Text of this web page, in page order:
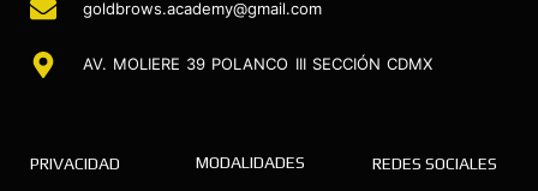
goldbrows.academy@gmail.com
AV. MOLIERE 39 POLANCO III SECCIÓN CDMX
PRIVACIDAD MODALIDADES REDES SOCIALES